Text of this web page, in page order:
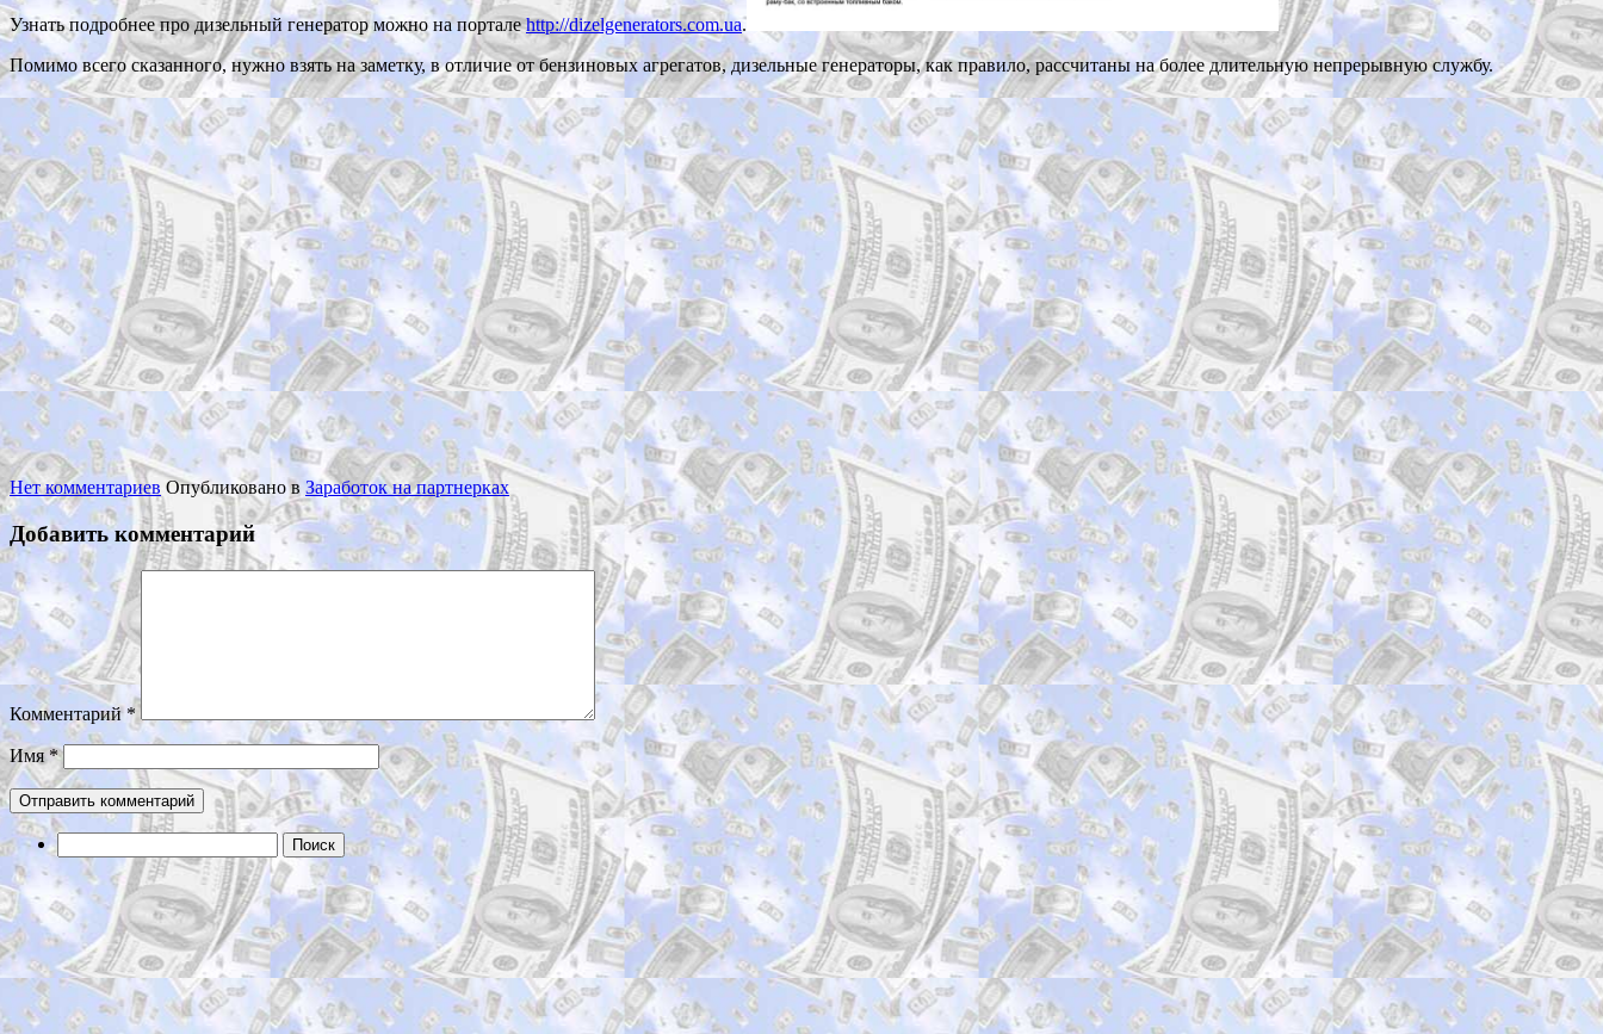
Узнать подробнее про дизельный генератор можно на порталеhttp://dizelgenerators.com.ua.
Помимо всего сказанного, нужно взять на заметку, в отличие от бензиновых агрегатов, дизельные генераторы, как правило, рассчитаны на более длительную непрерывную службу.
Нет комментариев Опубликовано в Заработок на партнерках
Добавить комментарий
Комментарий *
Имя *